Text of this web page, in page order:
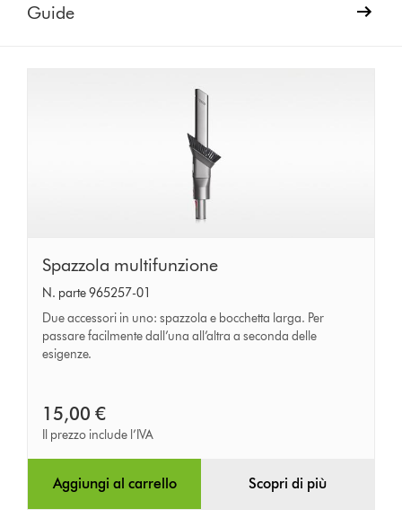
Guide
Spazzola
multifunzione
Spazzola multifunzione
N. parte 965257-01
Due accessori in uno: spazzola e bocchetta larga. Per
passare facilmente dall’una all’altra a seconda delle
esigenze.
15,00 €
Il prezzo include l’IVA
Aggiungi al carrello Scopri di più